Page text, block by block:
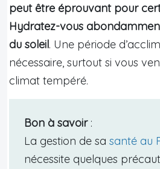
peut être éprouvant pour
Hydratez-vous
du soleil. Une période
nécessaire, surtout si vous
climat tempéré.
Bon à savoir:
La gestion de sa santé au
nécessite quelques